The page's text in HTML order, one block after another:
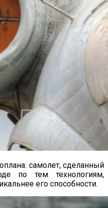
самолет, сделанный
по тем технологиям,
его способности.